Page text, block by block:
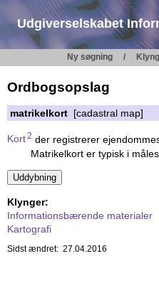
Udgiverselskabet
Ny søgning
Ordbogsopslag
matrikelkort [cadastral map]
Kort2 der registrerer
Matrikelkort er typisk i
Klynger:
Informationsbærende materialer
Kartografi
Sidst ændret: 27.04.2016